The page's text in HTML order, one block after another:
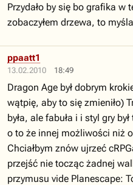
Przydało by się bo grafika w
zobaczyłem drzewa, to
13.02.2010 18:49
ppaatt1
Dragon Age był dobrym
wątpię, aby to się zmieniło)
była, ale fabuła i i styl gry
o to że innej możliwości niż
Chciałbym znów ujrzeć
przejść nie tocząc żadnej
przymusu vide Planescape: